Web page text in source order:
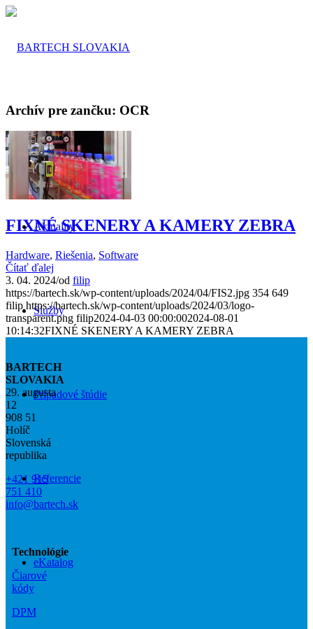
O nás
Aktuality
Služby
Prípadové štúdie
Referencie
eKatalog
Archív pre zančku: OCR
FIXNÉ SKENERY A KAMERY ZEBRA
Hardware, Riešenia, Software
Čítať ďalej
3. 04. 2024/od filip
https://bartech.sk/wp-content/uploads/2024/04/FIS2.jpg 354 649
filip https://bartech.sk/wp-content/uploads/2024/03/logo-
transparent.png filip2024-04-03 00:00:002024-08-01
10:14:32FIXNÉ SKENERY A KAMERY ZEBRA
BARTECH
SLOVAKIA
29. augusta
12
908 51
Holíč
Slovenská
republika
+421 915
751 410
info@bartech.sk
Technológie
Čiarové
kódy
DPM